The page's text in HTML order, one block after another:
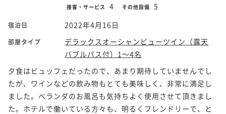
接客・サービス 4 その他設備 5
宿泊日 2022年4月16日
部屋タイプ
デラックスオーシャンビューツイン（露天
バブルバス付）1～4名
夕食はビュッフェだったので、あまり期待していませんでし
たが、ワインなどの飲み物もとても美味しく、非常に満足し
ました。ベランダのお風呂も気持ちよく使用させて頂きまし
た。ホテルで働いている方々も、明るくフレンドリーで、と